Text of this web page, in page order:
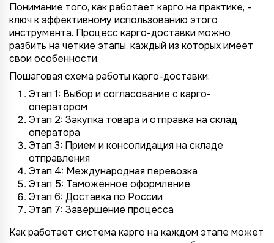
Понимание того, как работает карго на практике, -
ключ к эффективному использованию этого
инструмента. Процесс карго-доставки можно
разбить на четкие этапы, каждый из которых имеет
свои особенности.
Пошаговая схема работы карго-доставки:
Этап 1: Выбор и согласование с карго-
оператором
Этап 2: Закупка товара и отправка на склад
оператора
Этап 3: Прием и консолидация на складе
отправления
Этап 4: Международная перевозка
Этап 5: Таможенное оформление
Этап 6: Доставка по России
Этап 7: Завершение процесса
Как работает система карго на каждом этапе может